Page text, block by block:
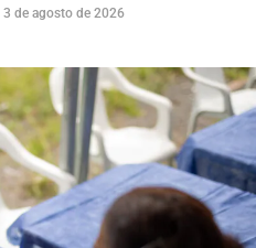
3 de agosto de 2026